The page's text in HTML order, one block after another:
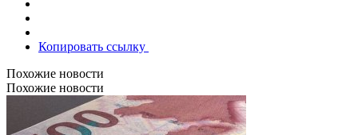
Копировать ссылку
Похожие новости
Похожие новости